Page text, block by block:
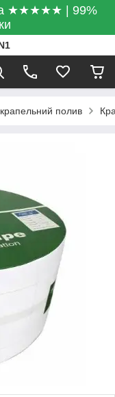
★★★★★ | 99%
полив